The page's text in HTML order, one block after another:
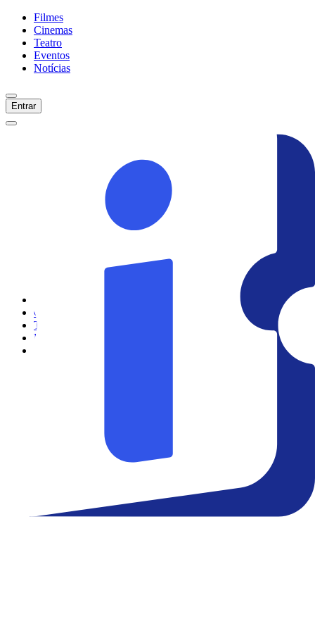
Filmes
Cinemas
Teatro
Eventos
Notícias
Entrar
Cinemas
Teatro
Eventos